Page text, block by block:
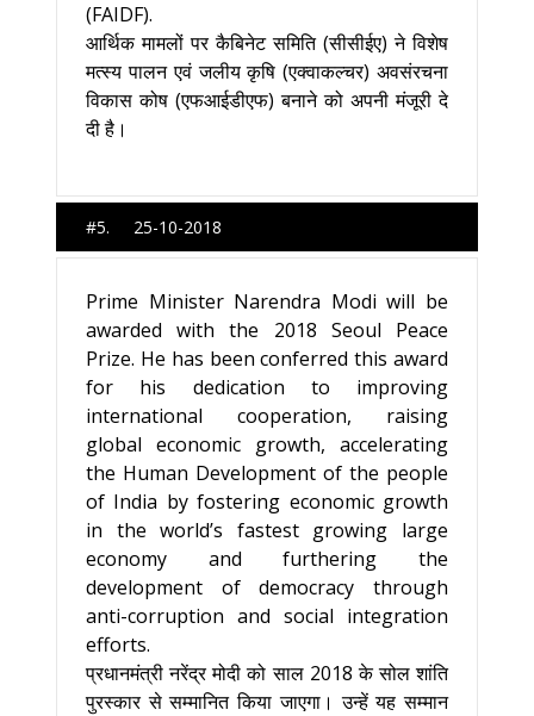
(FAIDF).
आर्थिक मामलों पर कैबिनेट समिति (सीसीईए) ने विशेष
मत्‍स्‍य पालन एवं जलीय कृषि (एक्‍वाकल्‍चर) अवसंरचना
विकास कोष (एफआईडीएफ) बनाने को अपनी मंजूरी दे
दी है।
#5. 25-10-2018
Prime Minister Narendra Modi will be
awarded with the 2018 Seoul Peace
Prize. He has been conferred this award
for his dedication to improving
international cooperation, raising
global economic growth, accelerating
the Human Development of the people
of India by fostering economic growth
in the world’s fastest growing large
economy and furthering the
development of democracy through
anti-corruption and social integration
efforts.
प्रधानमंत्री नरेंद्र मोदी को साल 2018 के सोल शांति
पुरस्कार से सम्मानित किया जाएगा। उन्हें यह सम्मान